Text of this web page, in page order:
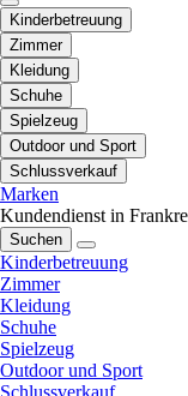
Kinderbetreuung
Zimmer
Kleidung
Schuhe
Spielzeug
Outdoor und Sport
Schlussverkauf
Marken
Kundendienst in
Suchen
Kinderbetreuung
Zimmer
Kleidung
Schuhe
Spielzeug
Outdoor und Sport
Schlussverkauf